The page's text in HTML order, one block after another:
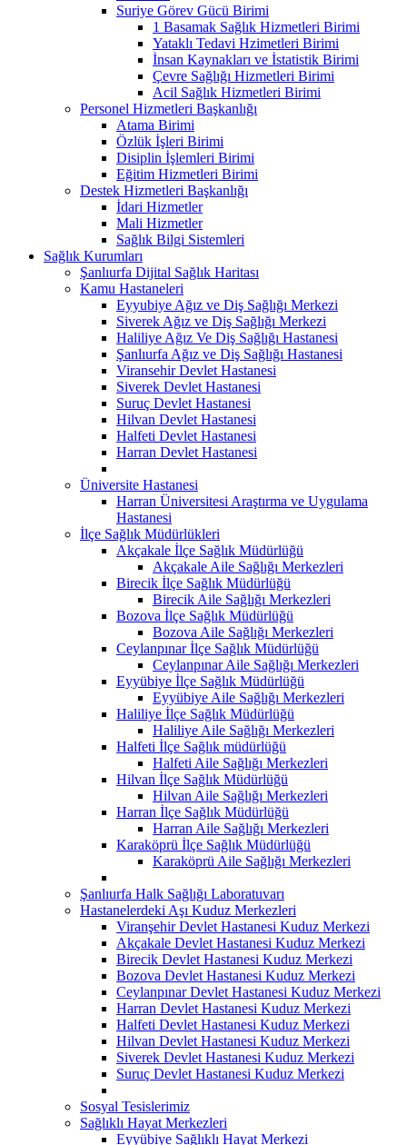
Suriye Görev Gücü Birimi
1 Basamak Sağlık Hizmetleri Birimi
Yataklı Tedavi Hzimetleri Birimi
İnsan Kaynakları ve İstatistik Birimi
Çevre Sağlığı Hizmetleri Birimi
Acil Sağlık Hizmetleri Birimi
Personel Hizmetleri Başkanlığı
Atama Birimi
Özlük İşleri Birimi
Disiplin İşlemleri Birimi
Eğitim Hizmetleri Birimi
Destek Hizmetleri Başkanlığı
İdari Hizmetler
Mali Hizmetler
Sağlık Bilgi Sistemleri
Sağlık Kurumları
Şanlıurfa Dijital Sağlık Haritası
Kamu Hastaneleri
Eyyubiye Ağız ve Diş Sağlığı Merkezi
Siverek Ağız ve Diş Sağlığı Merkezi
Haliliye Ağız Ve Diş Sağlığı Hastanesi
Şanlıurfa Ağız ve Diş Sağlığı Hastanesi
Viransehir Devlet Hastanesi
Siverek Devlet Hastanesi
Suruç Devlet Hastanesi
Hilvan Devlet Hastanesi
Halfeti Devlet Hastanesi
Harran Devlet Hastanesi
Üniversite Hastanesi
Harran Üniversitesi Araştırma ve Uygulama
Hastanesi
İlçe Sağlık Müdürlükleri
Akçakale İlçe Sağlık Müdürlüğü
Akçakale Aile Sağlığı Merkezleri
Birecik İlçe Sağlık Müdürlüğü
Birecik Aile Sağlığı Merkezleri
Bozova İlçe Sağlık Müdürlüğü
Bozova Aile Sağlığı Merkezleri
Ceylanpınar İlçe Sağlık Müdürlüğü
Ceylanpınar Aile Sağlığı Merkezleri
Eyyübiye İlçe Sağlık Müdürlüğü
Eyyübiye Aile Sağlığı Merkezleri
Haliliye İlçe Sağlık Müdürlüğü
Haliliye Aile Sağlığı Merkezleri
Halfeti İlçe Sağlık müdürlüğü
Halfeti Aile Sağlığı Merkezleri
Hilvan İlçe Sağlık Müdürlüğü
Hilvan Aile Sağlığı Merkezleri
Harran İlçe Sağlık Müdürlüğü
Harran Aile Sağlığı Merkezleri
Karaköprü İlçe Sağlık Müdürlüğü
Karaköprü Aile Sağlığı Merkezleri
Şanlıurfa Halk Sağlığı Laboratuvarı
Hastanelerdeki Aşı Kuduz Merkezleri
Viranşehir Devlet Hastanesi Kuduz Merkezi
Akçakale Devlet Hastanesi Kuduz Merkezi
Birecik Devlet Hastanesi Kuduz Merkezi
Bozova Devlet Hastanesi Kuduz Merkezi
Ceylanpınar Devlet Hastanesi Kuduz Merkezi
Harran Devlet Hastanesi Kuduz Merkezi
Halfeti Devlet Hastanesi Kuduz Merkezi
Hilvan Devlet Hastanesi Kuduz Merkezi
Siverek Devlet Hastanesi Kuduz Merkezi
Suruç Devlet Hastanesi Kuduz Merkezi
Sosyal Tesislerimiz
Sağlıklı Hayat Merkezleri
Eyyübiye Sağlıklı Hayat Merkezi